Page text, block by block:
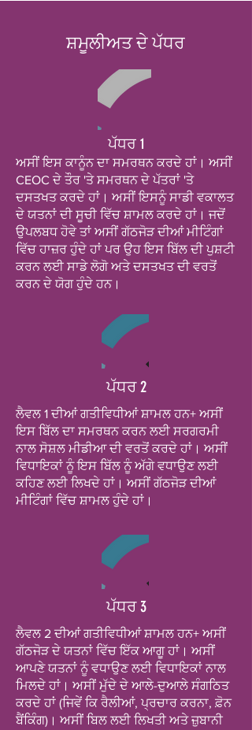
ਸ਼ਮੂਲੀਅਤ ਦੇ ਪੱਧਰ
ਪੱਧਰ 1
ਅਸੀਂ ਇਸ ਕਾਨੂੰਨ ਦਾ ਸਮਰਥਨ ਕਰਦੇ ਹਾਂ। ਅਸੀਂ
CEOC ਦੇ ਤੌਰ 'ਤੇ ਸਮਰਥਨ ਦੇ ਪੱਤਰਾਂ 'ਤੇ
ਦਸਤਖਤ ਕਰਦੇ ਹਾਂ। ਅਸੀਂ ਇਸਨੂੰ ਸਾਡੀ ਵਕਾਲਤ
ਦੇ ਯਤਨਾਂ ਦੀ ਸੂਚੀ ਵਿੱਚ ਸ਼ਾਮਲ ਕਰਦੇ ਹਾਂ। ਜਦੋਂ
ਉਪਲਬਧ ਹੋਵੇ ਤਾਂ ਅਸੀਂ ਗੱਠਜੋੜ ਦੀਆਂ ਮੀਟਿੰਗਾਂ
ਵਿੱਚ ਹਾਜ਼ਰ ਹੁੰਦੇ ਹਾਂ ਪਰ ਉਹ ਇਸ ਬਿੱਲ ਦੀ ਪੁਸ਼ਟੀ
ਕਰਨ ਲਈ ਸਾਡੇ ਲੋਗੋ ਅਤੇ ਦਸਤਖਤ ਦੀ ਵਰਤੋਂ
ਕਰਨ ਦੇ ਯੋਗ ਹੁੰਦੇ ਹਨ।
ਪੱਧਰ 2
ਲੈਵਲ 1 ਦੀਆਂ ਗਤੀਵਿਧੀਆਂ ਸ਼ਾਮਲ ਹਨ+ ਅਸੀਂ
ਇਸ ਬਿੱਲ ਦਾ ਸਮਰਥਨ ਕਰਨ ਲਈ ਸਰਗਰਮੀ
ਨਾਲ ਸੋਸ਼ਲ ਮੀਡੀਆ ਦੀ ਵਰਤੋਂ ਕਰਦੇ ਹਾਂ। ਅਸੀਂ
ਵਿਧਾਇਕਾਂ ਨੂੰ ਇਸ ਬਿੱਲ ਨੂੰ ਅੱਗੇ ਵਧਾਉਣ ਲਈ
ਕਹਿਣ ਲਈ ਲਿਖਦੇ ਹਾਂ। ਅਸੀਂ ਗੱਠਜੋੜ ਦੀਆਂ
ਮੀਟਿੰਗਾਂ ਵਿੱਚ ਸ਼ਾਮਲ ਹੁੰਦੇ ਹਾਂ।
ਪੱਧਰ 3
ਲੈਵਲ 2 ਦੀਆਂ ਗਤੀਵਿਧੀਆਂ ਸ਼ਾਮਲ ਹਨ+ ਅਸੀਂ
ਗੱਠਜੋੜ ਦੇ ਯਤਨਾਂ ਵਿੱਚ ਇੱਕ ਆਗੂ ਹਾਂ। ਅਸੀਂ
ਆਪਣੇ ਯਤਨਾਂ ਨੂੰ ਵਧਾਉਣ ਲਈ ਵਿਧਾਇਕਾਂ ਨਾਲ
ਮਿਲਦੇ ਹਾਂ। ਅਸੀਂ ਮੁੱਦੇ ਦੇ ਆਲੇ-ਦੁਆਲੇ ਸੰਗਠਿਤ
ਕਰਦੇ ਹਾਂ (ਜਿਵੇਂ ਕਿ ਰੈਲੀਆਂ, ਪ੍ਰਚਾਰ ਕਰਨਾ, ਫ਼ੋਨ
ਬੈਂਕਿੰਗ)। ਅਸੀਂ ਬਿਲ ਲਈ ਲਿਖਤੀ ਅਤੇ ਜ਼ੁਬਾਨੀ